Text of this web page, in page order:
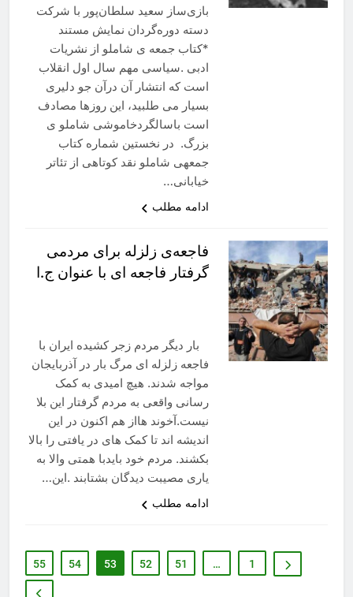
بازی‌ساز سعید سلطان‌پور با شرکت
دسته دوره‌گردان نمایش مستند
*کتاب جمعه ی شاملو از نشریات
ادبی .سیاسی مهم سال اول انقلاب
است که انتشار آن درآن جو دلیری
بسیار می طلبید، این روزها مصادف
است باسالگردخاموشی شاملو ی
بزرگ. در نخستین شماره کتاب
جمعهی شاملو نقد کوتاهی از تئاتر
خیابانی…
ادامه مطلب
فاجعه‌ی زلزله برای مردمی
گرفتار فاجعه ای با عنوان ج.ا
بار دیگر مردم زجر کشیده ایران با
فاجعه زلزله ای مرگ بار در آذربایجان
مواجه شدند. هیچ امیدی به کمک
رسانی واقعی به مردم گرفتار این بلا
نیست.آخوند هااز هم اکنون در این
اندیشه اند تا کمک های در یافتی را بالا
بکشند. مردم خود بایدبا همتی والا به
یاری مصیبت دیدگان بشتابند .این…
ادامه مطلب
1
…
51
52
53
54
55